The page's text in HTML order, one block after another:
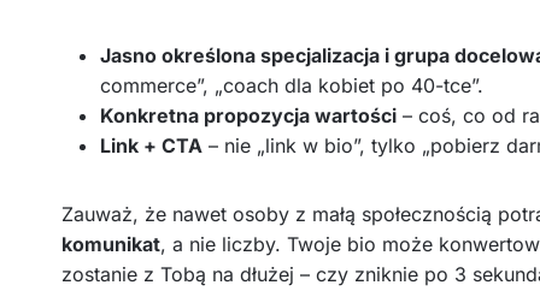
Jasno określona specjalizacja i grupa
commerce”, „coach dla kobiet po 40-tce”.
Konkretna propozycja wartości – coś, co od
Link + CTA – nie „link w bio”, tylko „pobierz
Zauważ, że nawet osoby z małą społecznością
komunikat, a nie liczby. Twoje bio może
zostanie z Tobą na dłużej – czy zniknie po 3